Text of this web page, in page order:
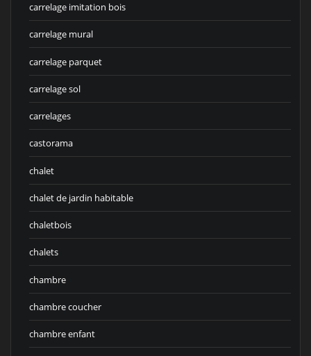
carrelage imitation bois
carrelage mural
carrelage parquet
carrelage sol
carrelages
castorama
chalet
chalet de jardin habitable
chaletbois
chalets
chambre
chambre coucher
chambre enfant